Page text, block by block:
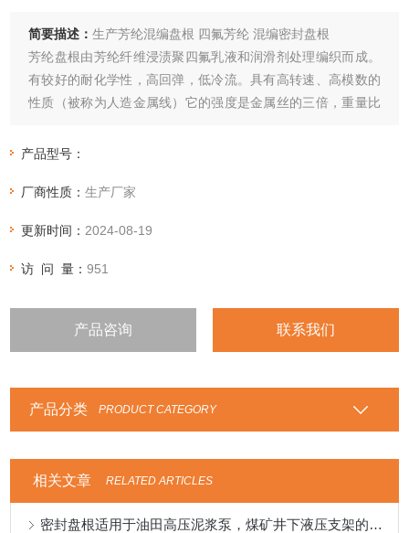
简要描述：生产芳纶混编盘根 四氟芳纶 混编密封盘根
芳纶盘根由芳纶纤维浸渍聚四氟乳液和润滑剂处理编织而成。
有较好的耐化学性，高回弹，低冷流。具有高转速、高模数的
性质（被称为人造金属线）它的强度是金属丝的三倍，重量比
产品型号：
厂商性质：生产厂家
更新时间： 2024-08-19
访 问 量：951
产品咨询 联系我们
产品分类 PRODUCT CATEGORY
相关文章 RELATED ARTICLES
密封盘根适用于油田高压泥浆泵，煤矿井下液压支架的盘根